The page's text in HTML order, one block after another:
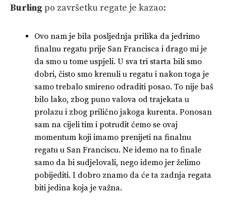
Burling po završetku regate je kazao:
Ovo nam je bila posljednja prilika da jedrimo
finalnu regatu prije San Francisca i drago mi je
da smo u tome uspjeli. U sva tri starta bili smo
dobri, čisto smo krenuli u regatu i nakon toga je
samo trebalo smireno odraditi posao. To nije baš
bilo lako, zbog puno valova od trajekata u
prolazu i zbog prilično jakoga kurenta. Ponosan
sam na cijeli tim i potrudit ćemo se ovaj
momentum koji imamo prenijeti na finalnu
regatu u San Franciscu. Ne idemo na to finale
samo da bi sudjelovali, nego idemo jer želimo
pobijediti. I dobro znamo da će ta zadnja regata
biti jedina koja je važna.